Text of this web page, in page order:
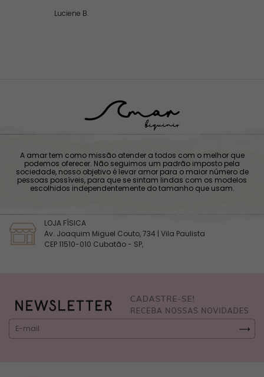
Luciene B.
A amar tem como missão atender a todos com o melhor que
podemos oferecer. Não seguimos um padrão imposto pela
sociedade, nosso objetivo é levar amor para o maior número de
pessoas possíveis, para que se sintam lindas com os modelos
escolhidos independentemente do tamanho que usam.
LOJA FÍSICA
Av. Joaquim Miguel Couto, 734 | Vila Paulista
CEP 11510-010 Cubatão - SP,